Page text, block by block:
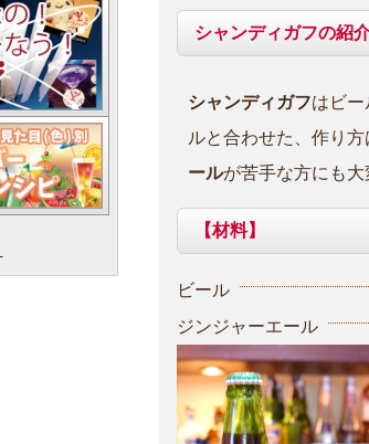
シャンディガフの紹
シャンディガフはビ
ルと合わせた、作り
ールが苦手な方にも大
【材料】
ビール
ジンジャーエール